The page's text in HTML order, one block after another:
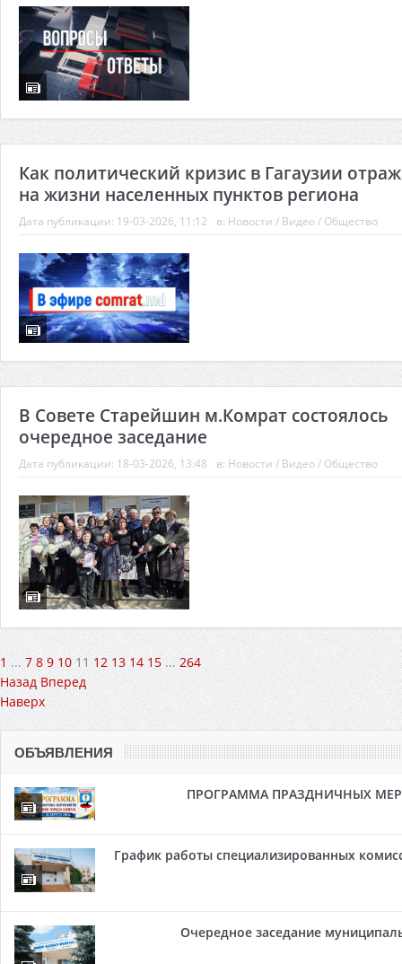
Как политический кризис в Гагаузии
на жизни населенных пунктов региона
Дата публикации: 19-03-2026, 11:12 в: Новости / Видео/ Общество
В Совете Старейшин м.Комрат состоялось
очередное заседание
Дата публикации: 18-03-2026, 13:48 в: Новости / Видео/ Общество
1 ... 7 8 9 10 11 12 13 14 15 ... 264
Назад Вперед
Наверх
ОБЪЯВЛЕНИЯ
ПРОГРАММА ПРАЗДНИЧНЫХ
График работы специализированных
Очередное заседание